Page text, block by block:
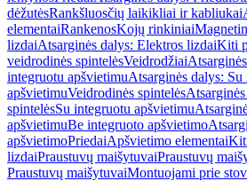
dėžutėsRankšluosčių laikikliai ir kabliukai
elementaiRankenosKojų rinkiniai
lizdaiAtsarginės dalys: Elektros lizdaiKiti
veidrodinės spintelėsVeidrodžiai
integruotu apšvietimuAtsarginės dalys: Su
apšvietimuVeidrodinės spintelės
spintelėsSu integruotu apšvietimu
apšvietimuBe integruoto apšvietimo
apšvietimoPriedaiApšvietimo elementai
lizdaiPraustuvų maišytuvaiPraustuvų
Praustuvų maišytuvaiMontuojami prie